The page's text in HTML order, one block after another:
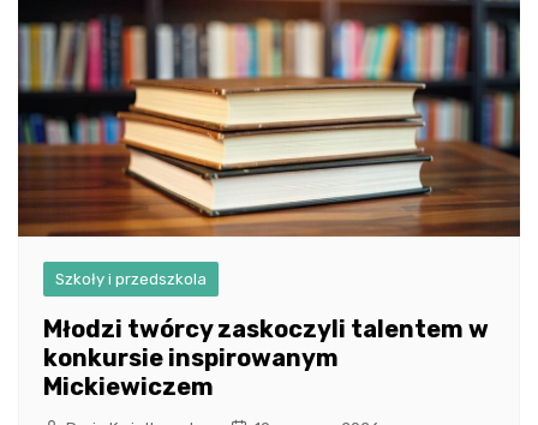
Szkoły i przedszkola
Młodzi twórcy zaskoczyli talentem w
konkursie inspirowanym
Mickiewiczem